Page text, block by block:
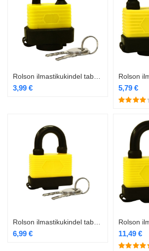
3,99 € 5,79 €
6,99 € 11,49 €